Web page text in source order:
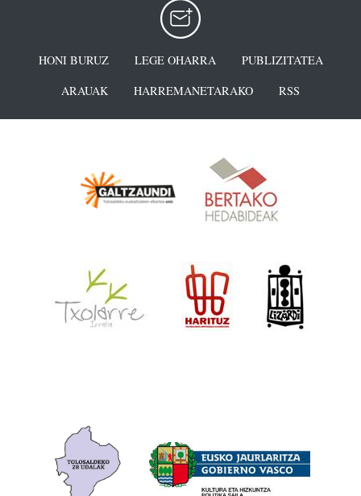
HONI BURUZ LEGE OHARRA
PUBLIZITATEA
ARAUAK
HARREMANETARAKO RSS